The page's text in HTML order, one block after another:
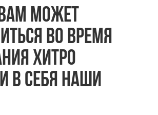
может
во время
хитро
в себя наши